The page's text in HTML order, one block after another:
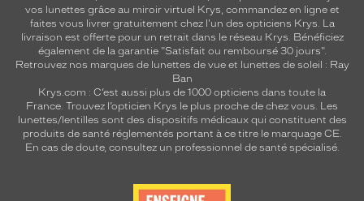
vos lunettes grâce au miroir virtuel Krys, commandez en ligne et
faites vous livrer gratuitement chez l'un des opticiens Krys. La
livraison est offerte pour un retrait dans le réseau Krys. Bénéficiez
également de la garantie "Satisfait ou remboursé 30 jours".
Retrouvez nos marques de lunettes de vue et lunettes de soleil : Ray
Ban
Krys.com : C’est aussi plus de 1000 opticiens dans toute la
France. Trouvez l’opticien Krys le plus proche de chez vous. Les
lunettes/lentilles sont des dispositifs médicaux qui constituent des
produits de santé réglementés portant à ce titre le marquage CE.
En cas de doute, consultez un professionnel de santé spécialisé.